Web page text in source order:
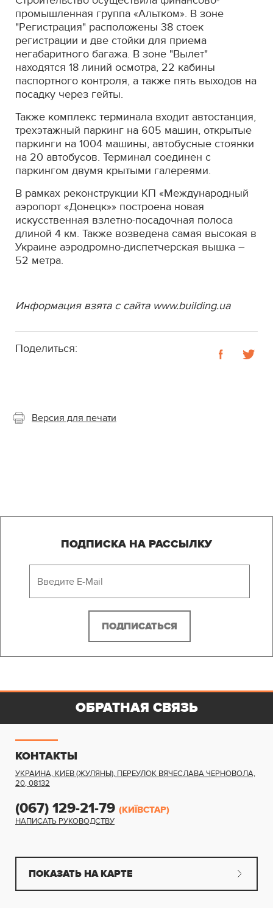
промышленная группа «Альтком». В зоне
"Регистрация" расположены 38 стоек
регистрации и две стойки для приема
негабаритного багажа. В зоне "Вылет"
находятся 18 линий осмотра, 22 кабины
паспортного контроля, а также пять выходов на
посадку через гейты.
Также комплекс терминала входит автостанция,
трехэтажный паркинг на 605 машин, открытые
паркинги на 1004 машины, автобусные стоянки
на 20 автобусов. Терминал соединен с
паркингом двумя крытыми галереями.
В рамках реконструкции КП «Международный
аэропорт «Донецк»» построена новая
искусственная взлетно-посадочная полоса
длиной 4 км. Также возведена самая высокая в
Украине аэродромно-диспетчерская вышка –
52 метра.
Информация взята с сайта www.building.ua
Поделиться:
Версия для печати
ПОДПИСКА НА РАССЫЛКУ
КОНТАКТЫ
УКРАИНА, КИЕВ (ЖУЛЯНЫ), ПЕРЕУЛОК ВЯЧЕСЛАВА ЧЕРНОВОЛА,
20,08132
(067) 129-21-79 (КИЇВСТАР)
НАПИСАТЬ РУКОВОДСТВУ
ПОКАЗАТЬ НА КАРТЕ
ОБРАТНАЯ СВЯЗЬ